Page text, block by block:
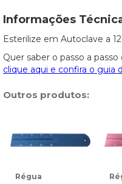
Informações
Esterilize em Autoclave a
Quer saber o passo a
clique aqui e confira o guia
Outros produtos:
Régua